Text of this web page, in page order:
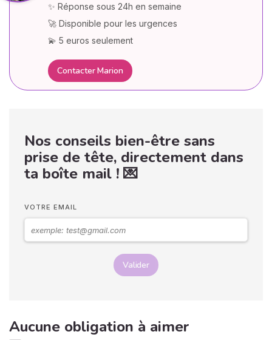
✨ Réponse sous 24h en semaine
🚀 Disponible pour les urgences
💫 5 euros seulement
Contacter Marion
Nos conseils bien-être sans
prise de tête, directement dans
ta boîte mail ! 💌
VOTRE EMAIL
Valider
Aucune obligation à aimer